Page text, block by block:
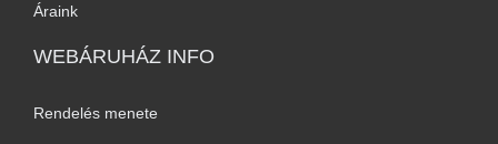
Áraink
WEBÁRUHÁZ INFO
Rendelés menete